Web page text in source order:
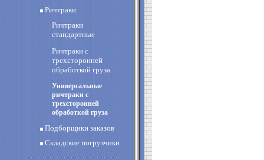
Ричтраки
Ричтраки
стандартные
Ричтраки с
трехсторонней
обработкой груза
Универсальные
ричтраки с
трехсторонней
обработкой груза
Подборщики заказов
Складские погрузчики